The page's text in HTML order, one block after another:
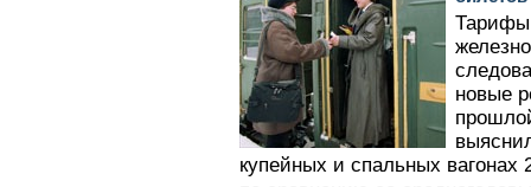
Тарифы
новые
купейных и спальных вагонах